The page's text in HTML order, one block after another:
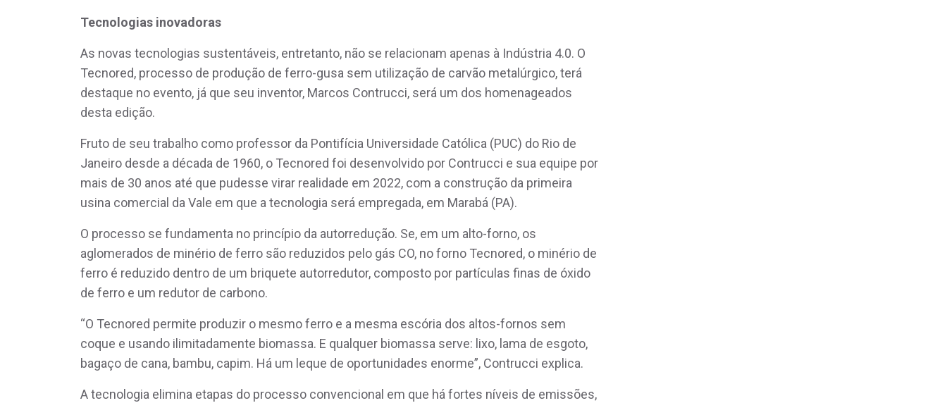
Tecnologias inovadoras
As novas tecnologias sustentáveis, entretanto, não se relacionam apenas à Indústria 4.0. O
Tecnored, processo de produção de ferro-gusa sem utilização de carvão metalúrgico, terá
destaque no evento, já que seu inventor, Marcos Contrucci, será um dos homenageados
desta edição.
Fruto de seu trabalho como professor da Pontifícia Universidade Católica (PUC) do Rio de
Janeiro desde a década de 1960, o Tecnored foi desenvolvido por Contrucci e sua equipe por
mais de 30 anos até que pudesse virar realidade em 2022, com a construção da primeira
usina comercial da Vale em que a tecnologia será empregada, em Marabá (PA).
O processo se fundamenta no princípio da autorredução. Se, em um alto-forno, os
aglomerados de minério de ferro são reduzidos pelo gás CO, no forno Tecnored, o minério de
ferro é reduzido dentro de um briquete autorredutor, composto por partículas finas de óxido
de ferro e um redutor de carbono.
“O Tecnored permite produzir o mesmo ferro e a mesma escória dos altos-fornos sem
coque e usando ilimitadamente biomassa. E qualquer biomassa serve: lixo, lama de esgoto,
bagaço de cana, bambu, capim. Há um leque de oportunidades enorme”, Contrucci explica.
A tecnologia elimina etapas do processo convencional em que há fortes níveis de emissões,